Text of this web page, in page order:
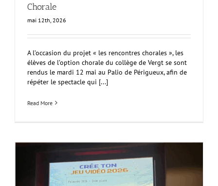
Chorale
mai 12th, 2026
A l’occasion du projet « les rencontres chorales », les
élèves de l’option chorale du collège de Vergt se sont
rendus le mardi 12 mai au Palio de Périgueux, afin de
répéter le spectacle qui [...]
Read More